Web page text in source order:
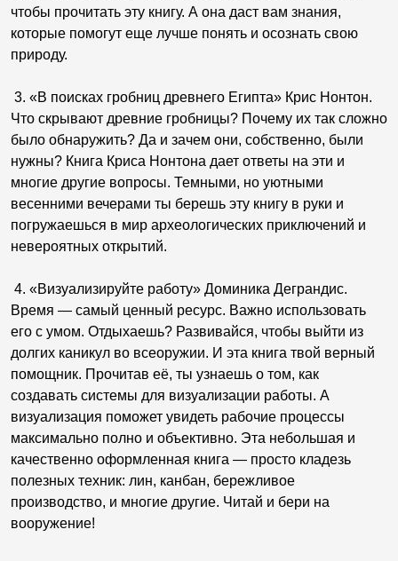
чтобы прочитать эту книгу. А она даст вам знания,
которые помогут еще лучше понять и осознать свою
природу.
3. «В поисках гробниц древнего Египта» Крис Нонтон.
Что скрывают древние гробницы? Почему их так сложно
было обнаружить? Да и зачем они, собственно, были
нужны? Книга Криса Нонтона дает ответы на эти и
многие другие вопросы. Темными, но уютными
весенними вечерами ты берешь эту книгу в руки и
погружаешься в мир археологических приключений и
невероятных открытий.
4. «Визуализируйте работу» Доминика Деграндис.
Время — самый ценный ресурс. Важно использовать
его с умом. Отдыхаешь? Развивайся, чтобы выйти из
долгих каникул во всеоружии. И эта книга твой верный
помощник. Прочитав её, ты узнаешь о том, как
создавать системы для визуализации работы. А
визуализация поможет увидеть рабочие процессы
максимально полно и объективно. Эта небольшая и
качественно оформленная книга — просто кладезь
полезных техник: лин, канбан, бережливое
производство, и многие другие. Читай и бери на
вооружение!